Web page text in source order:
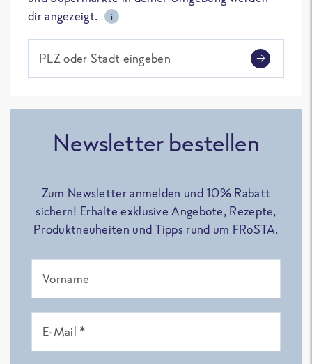
dir angezeigt.
i
PLZ oder Stadt eingeben
Newsletter bestellen
Zum Newsletter anmelden und 10% Rabatt
sichern! Erhalte exklusive Angebote, Rezepte,
Produktneuheiten und Tipps rund um FRoSTA.
Vorname
E-Mail *